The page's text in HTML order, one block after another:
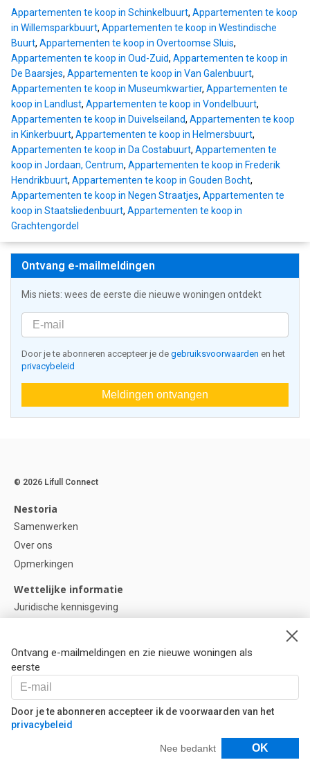
Appartementen te koop in Schinkelbuurt, Appartementen te koop
in Willemsparkbuurt, Appartementen te koop in Westindische
Buurt, Appartementen te koop in Overtoomse Sluis,
Appartementen te koop in Oud-Zuid, Appartementen te koop in
De Baarsjes, Appartementen te koop in Van Galenbuurt,
Appartementen te koop in Museumkwartier, Appartementen te
koop in Landlust, Appartementen te koop in Vondelbuurt,
Appartementen te koop in Duivelseiland, Appartementen te koop
in Kinkerbuurt, Appartementen te koop in Helmersbuurt,
Appartementen te koop in Da Costabuurt, Appartementen te
koop in Jordaan, Centrum, Appartementen te koop in Frederik
Hendrikbuurt, Appartementen te koop in Gouden Bocht,
Appartementen te koop in Negen Straatjes, Appartementen te
koop in Staatsliedenbuurt, Appartementen te koop in
Grachtengordel
Ontvang e-mailmeldingen
Mis niets: wees de eerste die nieuwe woningen ontdekt
Door je te abonneren accepteer je de gebruiksvoorwaarden en het
privacybeleid
Meldingen ontvangen
Ontvang e-mailmeldingen en zie nieuwe woningen als
eerste
Door je te abonneren accepteer ik de voorwaarden van het
privacybeleid
Nee bedankt OK
Filters
© 2026 Lifull Connect
Nestoria
Samenwerken
Over ons
Opmerkingen
Wettelijke informatie
Juridische kennisgeving
Cookie instellingen
Help
Vragen
Onze partners